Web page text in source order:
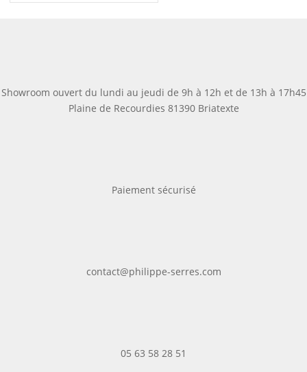
Showroom ouvert du lundi au jeudi de 9h à 12h et de 13h à 17h45
Plaine de Recourdies 81390 Briatexte
Paiement sécurisé
contact@philippe-serres.com
05 63 58 28 51